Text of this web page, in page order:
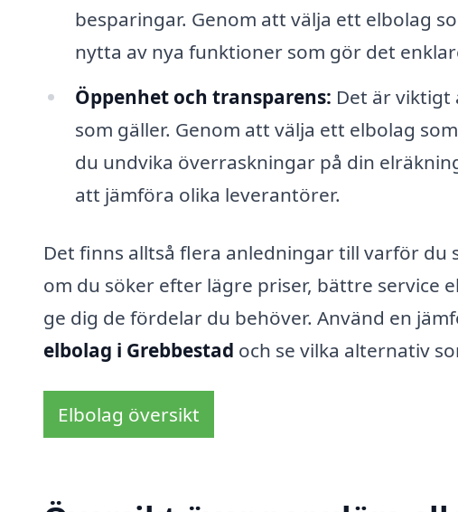
besparingar. Genom att välja ett elbolag
nytta av nya funktioner som gör det
Öppenhet och transparens: Det är viktigt
som gäller. Genom att välja ett elbolag
du undvika överraskningar på din
att jämföra olika leverantörer.
Det finns alltså flera anledningar till varför du
om du söker efter lägre priser, bättre service
ge dig de fördelar du behöver. Använd en
elbolag i Grebbestad och se vilka alternativ
Elbolag översikt